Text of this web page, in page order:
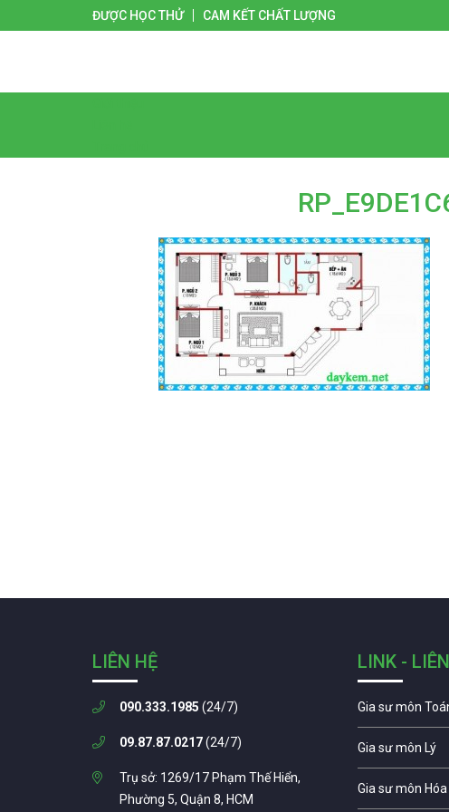
ĐƯỢC HỌC THỬ CAM KẾT CHẤT LƯỢNG
LIÊN HỆ
090.333.1985 (24/7)
09.87.87.0217(24/7)
Trụ sở: 1269/17 Phạm Thế Hiển,
Phường 5, Quận 8, HCM
LINK -
Gia sư môn
Gia sư môn Lý
Gia sư môn Hóa